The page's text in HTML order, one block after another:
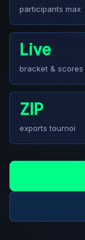
participants max
Live
bracket & scores
ZIP
exports tournoi